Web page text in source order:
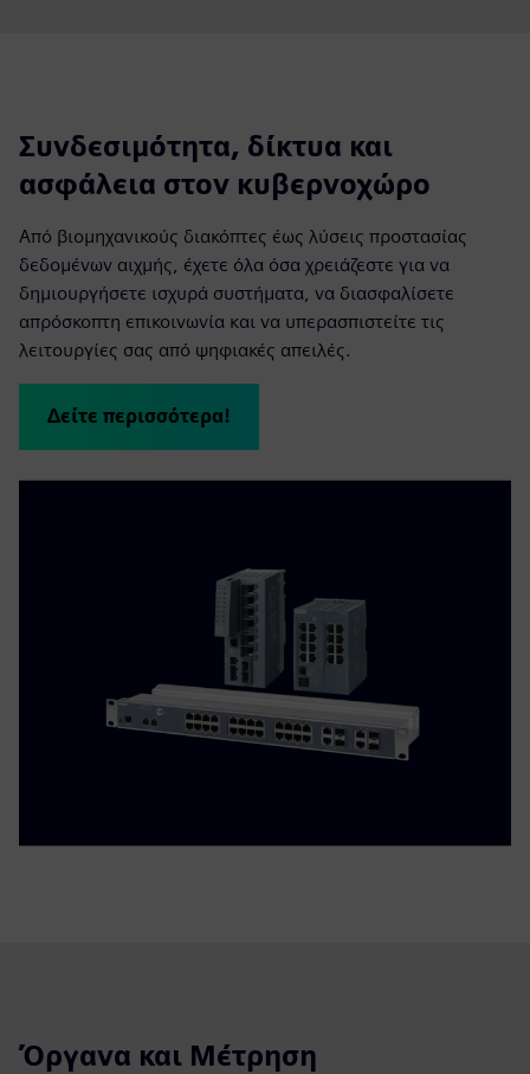
Συνδεσιμότητα, δίκτυα και
ασφάλεια στον κυβερνοχώρο
Από βιομηχανικούς διακόπτες έως λύσεις προστασίας
δεδομένων αιχμής, έχετε όλα όσα χρειάζεστε για να
δημιουργήσετε ισχυρά συστήματα, να διασφαλίσετε
απρόσκοπτη επικοινωνία και να υπερασπιστείτε τις
λειτουργίες σας από ψηφιακές απειλές.
Δείτε περισσότερα!
Όργανα και Μέτρηση